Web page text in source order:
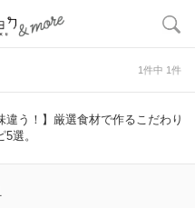
1件中 1件
違う！】厳選食材で作るこだわり
選。